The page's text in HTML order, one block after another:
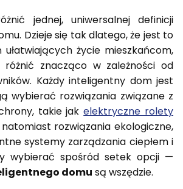
jednej, uniwersalnej definicji
Dzieje się tak dlatego, że jest to
życie mieszkańcom,
znacząco w zależności od
Każdy inteligentny dom jest
wybierać rozwiązania związane z
takie jakelektryczne rolety
rozwiązania ekologiczne,
systemy zarządzania ciepłem i
wybierać spośród setek opcji —
domu są wszędzie.